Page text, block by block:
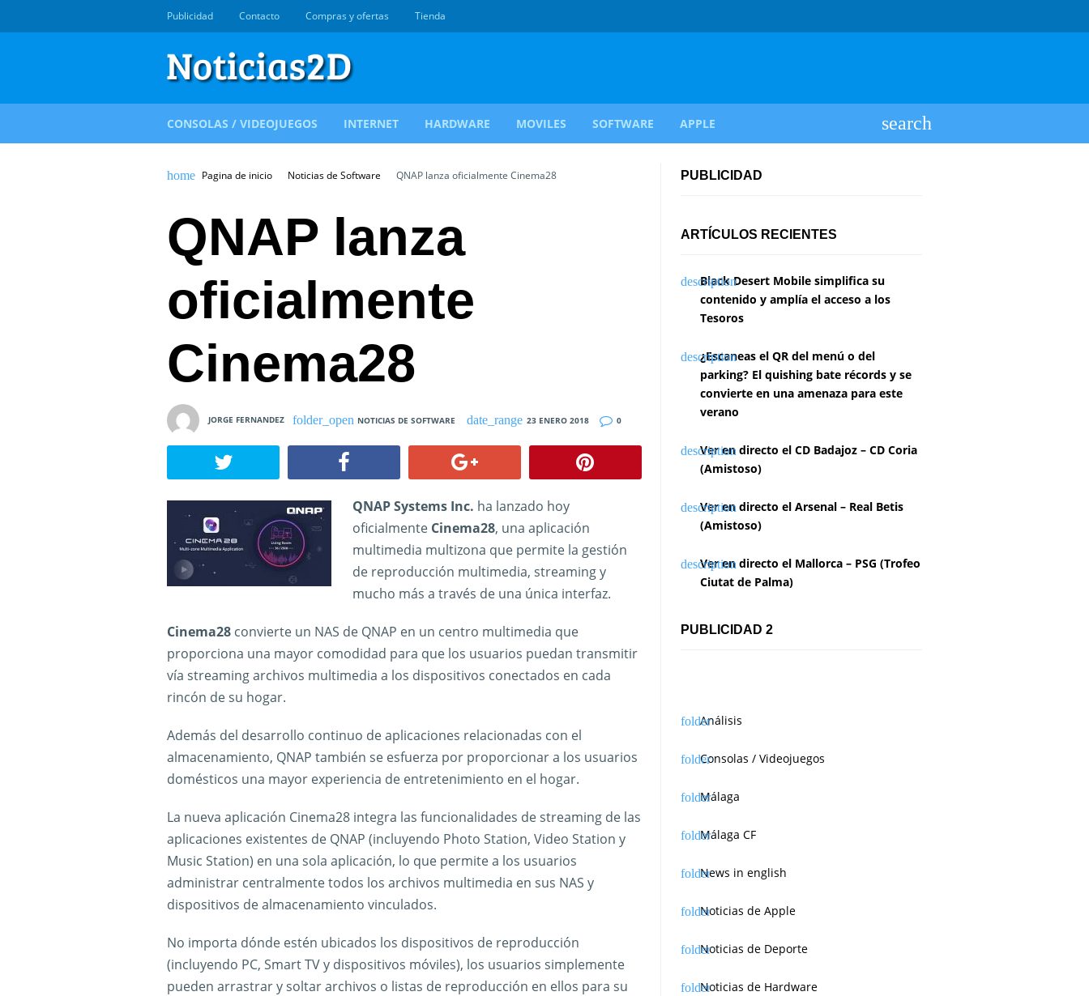
Publicidad Contacto Compras y ofertas Tienda
CONSOLAS / VIDEOJUEGOS INTERNET HARDWARE MOVILES SOFTWARE APPLE
Pagina de inicio Noticias de Software QNAP lanza oficialmente Cinema28
QNAP lanza
oficialmente
Cinema28
JORGE FERNANDEZ NOTICIAS DE SOFTWARE 23 ENERO 2018 0
QNAP Systems Inc. ha lanzado hoy
oficialmente Cinema28, una aplicación
multimedia multizona que permite la gestión
de reproducción multimedia, streaming y
mucho más a través de una única interfaz.
Cinema28 convierte un NAS de QNAP en un centro multimedia que
proporciona una mayor comodidad para que los usuarios puedan transmitir
vía streaming archivos multimedia a los dispositivos conectados en cada
rincón de su hogar.
Además del desarrollo continuo de aplicaciones relacionadas con el
almacenamiento, QNAP también se esfuerza por proporcionar a los usuarios
domésticos una mayor experiencia de entretenimiento en el hogar.
La nueva aplicación Cinema28 integra las funcionalidades de streaming de las
aplicaciones existentes de QNAP (incluyendo Photo Station, Video Station y
Music Station) en una sola aplicación, lo que permite a los usuarios
administrar centralmente todos los archivos multimedia en sus NAS y
dispositivos de almacenamiento vinculados.
No importa dónde estén ubicados los dispositivos de reproducción
(incluyendo PC, Smart TV y dispositivos móviles), los usuarios simplemente
pueden arrastrar y soltar archivos o listas de reproducción en ellos para su
PUBLICIDAD
ARTÍCULOS RECIENTES
Black Desert Mobile simplifica su
contenido y amplía el acceso a los
Tesoros
¿Escaneas el QR del menú o del
parking? El quishing bate récords y se
convierte en una amenaza para este
verano
Ver en directo el CD Badajoz – CD Coria
(Amistoso)
Ver en directo el Arsenal – Real Betis
(Amistoso)
Ver en directo el Mallorca – PSG (Trofeo
Ciutat de Palma)
PUBLICIDAD 2
Análisis
Consolas / Videojuegos
Málaga
Málaga CF
News in english
Noticias de Apple
Noticias de Deporte
Noticias de Hardware